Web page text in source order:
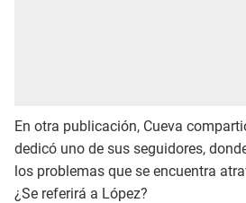
En otra publicación, Cueva
dedicó uno de sus seguidores,
los problemas que se encuentra
¿Se referirá a López?